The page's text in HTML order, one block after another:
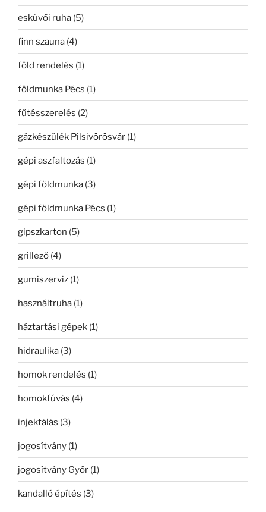
esküvői ruha (5)
finn szauna (4)
föld rendelés (1)
földmunka Pécs (1)
fűtésszerelés (2)
gázkészülék Pilsivörösvár (1)
gépi aszfaltozás (1)
gépi földmunka (3)
gépi földmunka Pécs (1)
gipszkarton (5)
grillező (4)
gumiszerviz (1)
használtruha (1)
háztartási gépek (1)
hidraulika (3)
homok rendelés (1)
homokfúvás (4)
injektálás (3)
jogosítvány (1)
jogosítvány Győr (1)
kandalló építés (3)